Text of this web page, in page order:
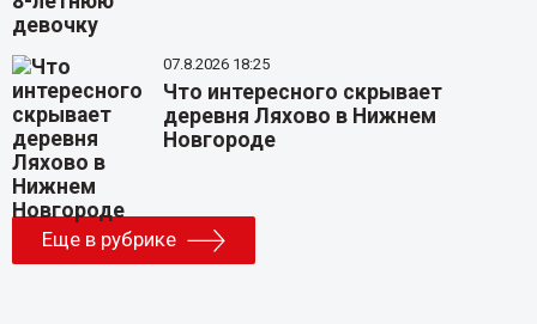
07.8.2026 18:25
Что интересного скрывает
деревня Ляхово в Нижнем
Новгороде
Еще в рубрике